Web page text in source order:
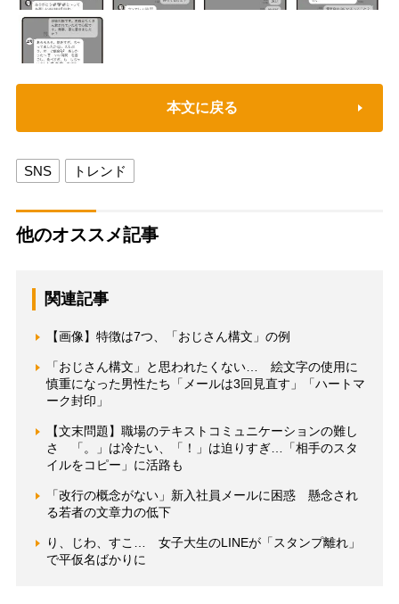
本文に戻る
SNS トレンド
他のオススメ記事
関連記事
【画像】特徴は7つ、「おじさん構文」の例
「おじさん構文」と思われたくない… 絵文字の使用に
慎重になった男性たち「メールは3回見直す」「ハートマ
ーク封印」
【文末問題】職場のテキストコミュニケーションの難し
さ 「。」は冷たい、「！」は迫りすぎ…「相手のスタ
イルをコピー」に活路も
「改行の概念がない」新入社員メールに困惑 懸念され
る若者の文章力の低下
り、じわ、すこ… 女子大生のLINEが「スタンプ離れ」
で平仮名ばかりに